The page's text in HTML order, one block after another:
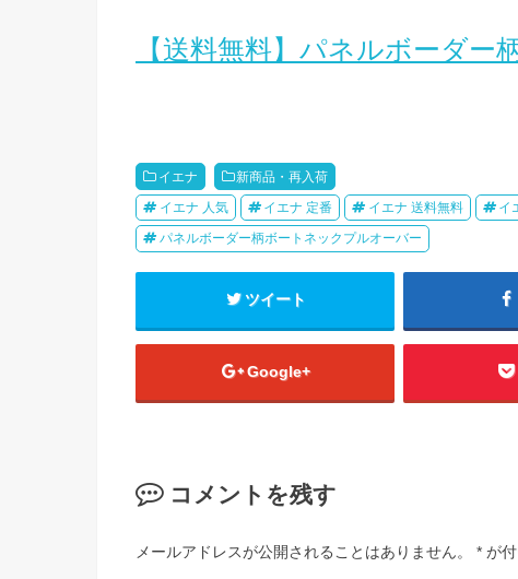
【送料無料】パネルボーダ
イエナ 新商品・再入荷
イエナ 人気 イエナ 定番 イエナ 送料無料 イ
パネルボーダー柄ボートネックプルオーバー
ツイート
Google+
コメントを残す
メールアドレスが公開されることはありません。 * が